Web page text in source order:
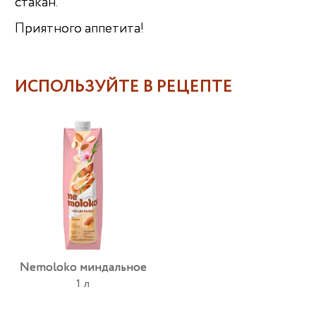
Приятного аппетита!
ИСПОЛЬЗУЙТЕ В РЕЦЕПТЕ
Nemoloko миндальное
1 л